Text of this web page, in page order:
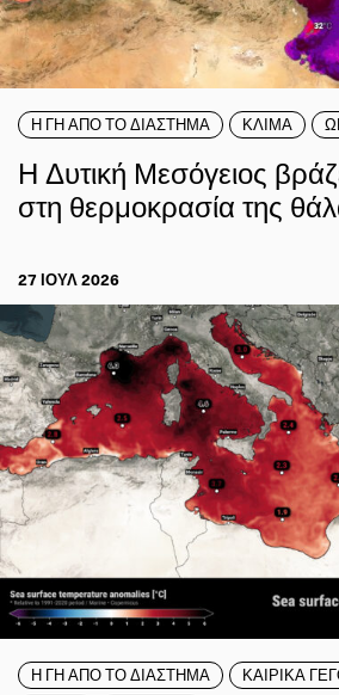
Η ΓΗ ΑΠΟ ΤΟ ΔΙΑΣΤΗΜΑ ΚΛΙΜΑ
Η Δυτική Μεσόγειος
στη θερμοκρασία της
27 ΙΟΥΛ 2026
Η ΓΗ ΑΠΟ ΤΟ ΔΙΑΣΤΗΜΑ ΚΑΙΡΙΚΑ